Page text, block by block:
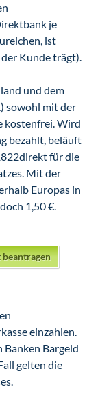
je
ist
Kunde trägt).
und dem
sowohl mit der
kostenfrei. Wird
bezahlt, beläuft
für die
Mit der
Europas in
1,50 €.
einzahlen.
Bargeld
gelten die